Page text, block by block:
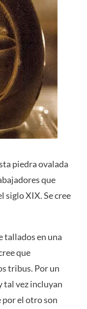
piedra ovalada
que
siglo XIX. Se cree
tallados en una
que
tribus. Por un
tal vez incluyan
por el otro son